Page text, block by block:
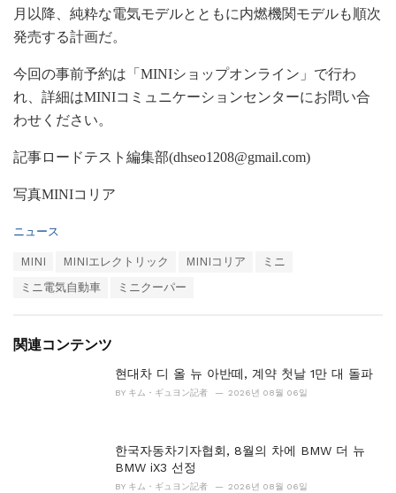
月以降、純粋な電気モデルとともに内燃機関モデルも順次
発売する計画だ。
今回の事前予約は「MINIショップオンライン」で行わ
れ、詳細はMINIコミュニケーションセンターにお問い合
わせください。
記事ロードテスト編集部(dhseo1208@gmail.com)
写真MINIコリア
カ
ゴ
ー
ニュース
タMINI MINIエレクトリック MINIコリア
ミニ
ミニ電気自動車
ミニクーパー
関連コンテンツ
현대차 디 올 뉴 아반떼, 계약 첫날 1만 대 돌파
BY キム・ギュヨン記者 2026년 08월 06일
한국자동차기자협회, 8월의 차에 BMW 더 뉴
BMW iX3 선정
BY キム・ギュヨン記者 2026년 08월 06일